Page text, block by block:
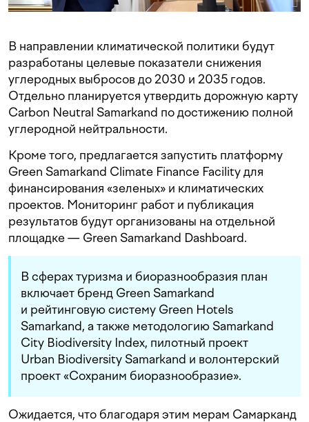
В направлении климатической политики будут
разработаны целевые показатели снижения
углеродных выбросов до 2030 и 2035 годов.
Отдельно планируется утвердить дорожную карту
Carbon Neutral Samarkand по достижению полной
углеродной нейтральности.
Кроме того, предлагается запустить платформу
Green Samarkand Climate Finance Facility для
финансирования «зеленых» и климатических
проектов. Мониторинг работ и публикация
результатов будут организованы на отдельной
площадке — Green Samarkand Dashboard.
В сферах туризма и биоразнообразия план
включает бренд Green Samarkand
и рейтинговую систему Green Hotels
Samarkand, а также методологию Samarkand
City Biodiversity Index, пилотный проект
Urban Biodiversity Samarkand и волонтерский
проект «Сохраним биоразнообразие».
Ожидается, что благодаря этим мерам Самарканд